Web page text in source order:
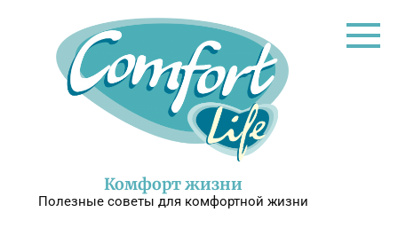
Комфорт жизни
Полезные советы для комфортной жизни